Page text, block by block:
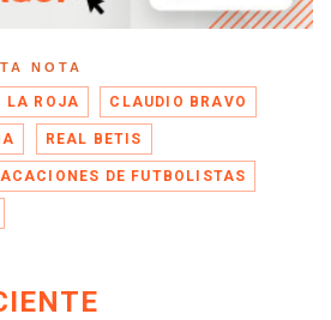
NOTA
LA ROJA CLAUDIO BRAVO
REAL BETIS
DE FUTBOLISTAS